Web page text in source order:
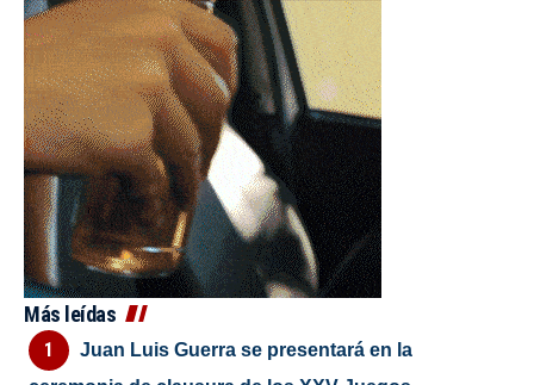
Más leídas
Juan Luis Guerra se presentará en la